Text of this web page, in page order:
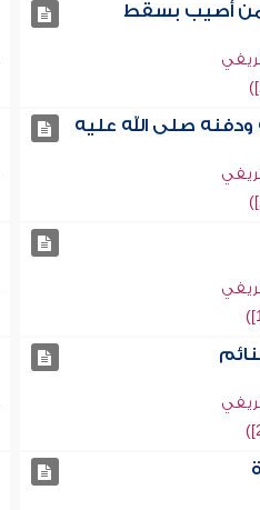
أصيب بسقط
ودفنه صلى الله عليه